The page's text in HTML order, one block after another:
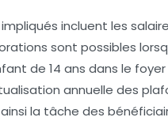
incluent les
sont possibles
de 14 ans dans le
annuelle des
la tâche des